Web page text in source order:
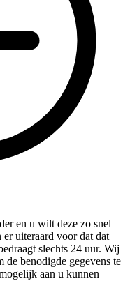
en u wilt deze zo snel
uiteraard voor dat dat
slechts 24 uur. Wij
de benodigde gegevens te
aan u kunnen